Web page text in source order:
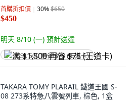
首購折扣價 30%$650
$450
明天 8/10 (一) 預計送達
满 $1,500 再省 $75 (王道卡)
TAKARA TOMY PLARAIL 鐵道王國 S-
08 273系特急八雲號列車, 棕色, 1盒